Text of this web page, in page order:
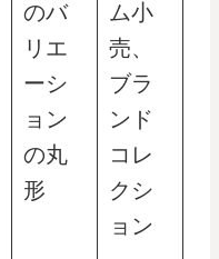
のバ
リエ
ーシ
ョン
の丸
形
ム小
売、
ブラ
ンド
コレ
クシ
ョン